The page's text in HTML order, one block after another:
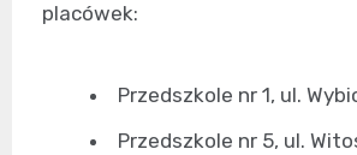
placówek:
Przedszkole nr 1, ul.
Przedszkole nr 5, ul.